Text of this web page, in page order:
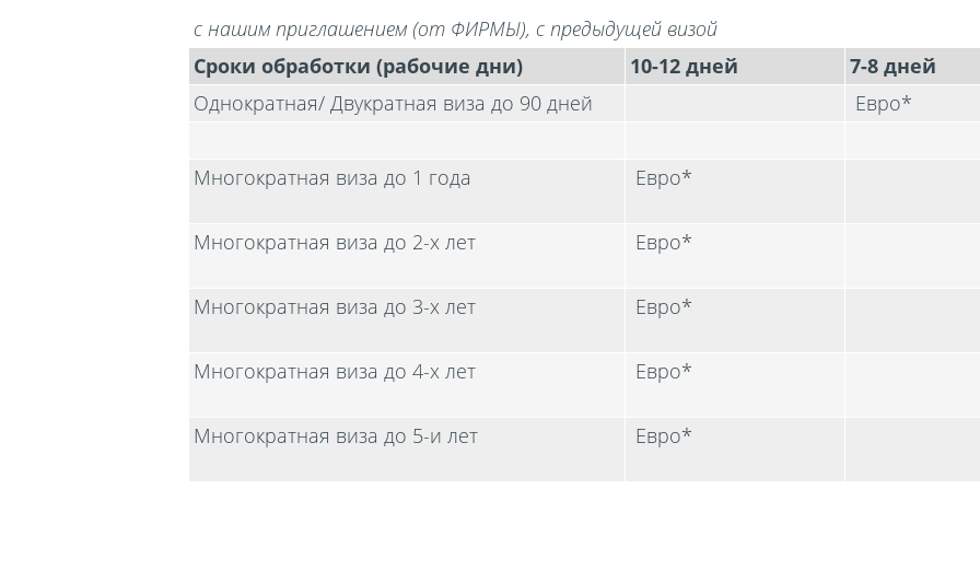
с нашим приглашением (от ФИРМЫ), с предыдущей визой
Сроки обработки (рабочие дни)
10-12 дней
7-8 дней
Однократная/ Двукратная виза до 90 дней
Евро*
Многократная виза до 1 года Евро*
Многократная виза до 2-х лет Евро*
Многократная виза до 3-х лет Евро*
Многократная виза до 4-х лет Евро*
Многократная виза до 5-и лет Евро*